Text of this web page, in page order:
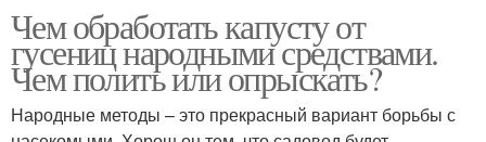
Чем обработать капусту от
гусениц народными средствами.
Чем полить или опрыскать?
Народные методы – это прекрасный вариант борьбы с